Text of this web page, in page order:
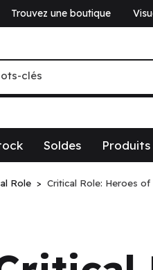
Trouvez une boutique
mots-clés
clés
Soldes Produits
Role Critical Role: Heroes